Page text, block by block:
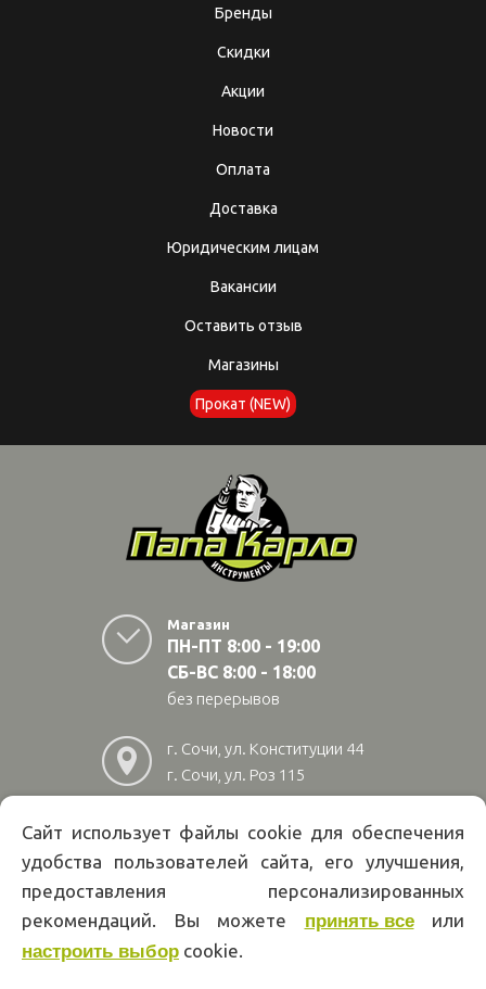
Бренды
Скидки
Акции
Новости
Оплата
Доставка
Юридическим лицам
Вакансии
Оставить отзыв
Магазины
Прокат (NEW)
Магазин
ПН-ПТ 8:00 - 19:00
СБ-ВС 8:00 - 18:00
без перерывов
г. Сочи, ул. Конституции 44
г. Сочи, ул. Роз 115
г. Адлер, ул Авиационная
28/10
222 02 01
офертой. Указанные цены действуют только при оформлении заказа
через интернет-магазин papakarlotools.ru.
Сайт использует файлы cookie для обеспечения
удобства пользователей сайта, его улучшения,
предоставления персонализированных
рекомендаций. Вы можете принять всеили
настроить выбор cookie.